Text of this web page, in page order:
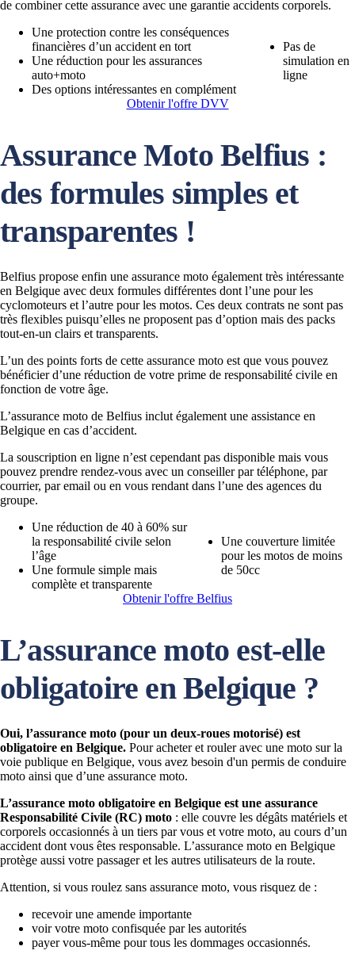
de combiner cette assurance avec une garantie accidents corporels.
Une protection contre les conséquences
financières d’un accident en tort
Une réduction pour les assurances
auto+moto
Des options intéressantes en complément
Pas de
simulation en
ligne
Obtenir l'offre DVV
Assurance Moto Belfius :
des formules simples et
transparentes !
Belfius propose enfin une assurance moto également très intéressante
en Belgique avec deux formules différentes dont l’une pour les
cyclomoteurs et l’autre pour les motos. Ces deux contrats ne sont pas
très flexibles puisqu’elles ne proposent pas d’option mais des packs
tout-en-un clairs et transparents.
L’un des points forts de cette assurance moto est que vous pouvez
bénéficier d’une réduction de votre prime de responsabilité civile en
fonction de votre âge.
L’assurance moto de Belfius inclut également une assistance en
Belgique en cas d’accident.
La souscription en ligne n’est cependant pas disponible mais vous
pouvez prendre rendez-vous avec un conseiller par téléphone, par
courrier, par email ou en vous rendant dans l’une des agences du
groupe.
Une réduction de 40 à 60% sur
la responsabilité civile selon
l’âge
Une formule simple mais
complète et transparente
Une couverture limitée
pour les motos de moins
de 50cc
Obtenir l'offre Belfius
L’assurance moto est-elle
obligatoire en Belgique ?
Oui, l’assurance moto (pour un deux-roues motorisé) est
obligatoire en Belgique. Pour acheter et rouler avec une moto sur la
voie publique en Belgique, vous avez besoin d'un permis de conduire
moto ainsi que d’une assurance moto.
L’assurance moto obligatoire en Belgique est une assurance
Responsabilité Civile (RC) moto : elle couvre les dégâts matériels et
corporels occasionnés à un tiers par vous et votre moto, au cours d’un
accident dont vous êtes responsable. L’assurance moto en Belgique
protège aussi votre passager et les autres utilisateurs de la route.
Attention, si vous roulez sans assurance moto, vous risquez de :
recevoir une amende importante
voir votre moto confisquée par les autorités
payer vous-même pour tous les dommages occasionnés.